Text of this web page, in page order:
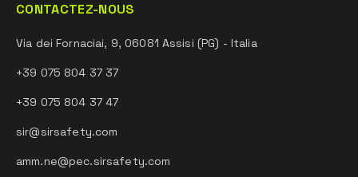
CONTACTEZ-NOUS
Via dei Fornaciai, 9, 06081 Assisi (PG) - Italia
+39 075 804 37 37
+39 075 804 37 47
sir@sirsafety.com
amm.ne@pec.sirsafety.com